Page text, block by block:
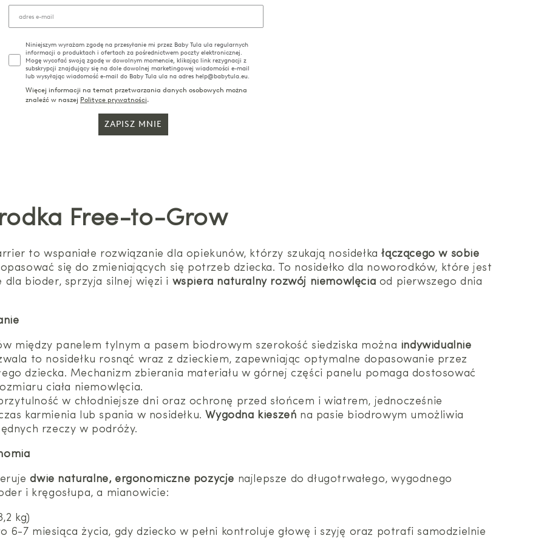
Niniejszym wyrażam zgodę na przesyłanie mi przez Baby Tula ula regularnych
informacji o produktach i ofertach za pośrednictwem poczty elektronicznej.
Mogę wycofać swoją zgodę w dowolnym momencie, klikając link rezygnacji z
subskrypcji znajdujący się na dole dowolnej marketingowej wiadomości e-mail
lub wysyłając wiadomość e-mail do Baby Tula ula na adres help@babytula.eu.
Więcej informacji na temat przetwarzania danych osobowych można
znaleźć w naszej Polityce prywatności.
ZAPISZ MNIE
Free-to-Grow
to wspaniałe rozwiązanie dla opiekunów, którzy szukają nosidełkałączącego w sobie
się do zmieniających się potrzeb dziecka. To nosidełko dla noworodków, które jest
bioder, sprzyja silnej więzi i wspiera naturalny rozwój niemowlęcia od pierwszego dnia
między panelem tylnym a pasem biodrowym szerokość siedziska można indywidualnie
to nosidełku rosnąć wraz z dzieckiem, zapewniając optymalne dopasowanie przez
dziecka. Mechanizm zbierania materiału w górnej części panelu pomaga dostosować
ciała niemowlęcia.
w chłodniejsze dni oraz ochronę przed słońcem i wiatrem, jednocześnie
karmienia lub spania w nosidełku. Wygodna kieszeń na pasie biodrowym umożliwia
rzeczy w podróży.
dwie naturalne, ergonomiczne pozycje najlepsze do długotrwałego, wygodnego
i kręgosłupa, a mianowicie:
kg)
6-7 miesiąca życia, gdy dziecko w pełni kontroluje głowę i szyję oraz potrafi samodzielnie